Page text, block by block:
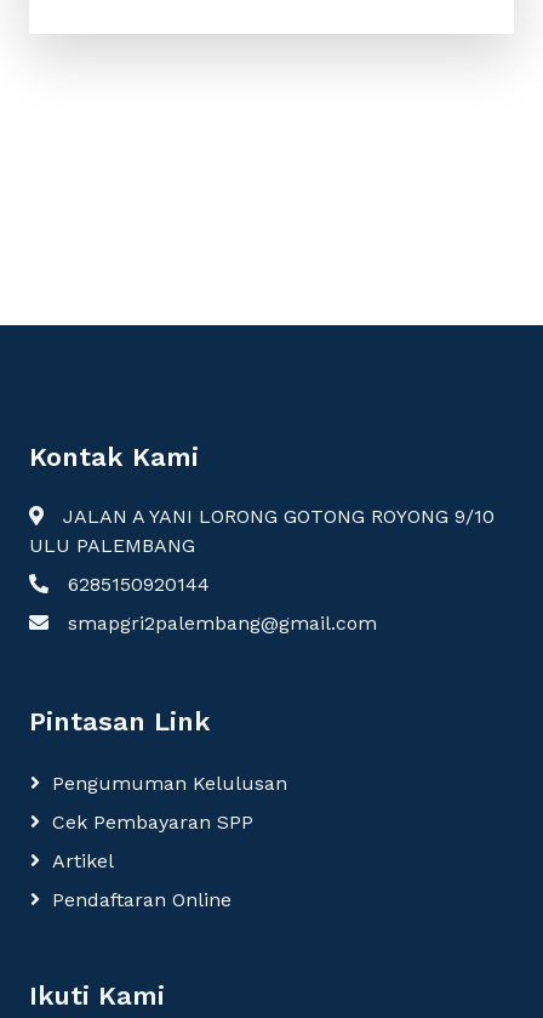
Kontak Kami
JALAN A YANI LORONG GOTONG ROYONG 9/10
ULU PALEMBANG
6285150920144
smapgri2palembang@gmail.com
Pintasan Link
Pengumuman Kelulusan
Cek Pembayaran SPP
Artikel
Pendaftaran Online
Ikuti Kami